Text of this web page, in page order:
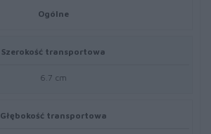
Ogólne
Szerokość transportowa
6.7 cm
Głębokość transportowa